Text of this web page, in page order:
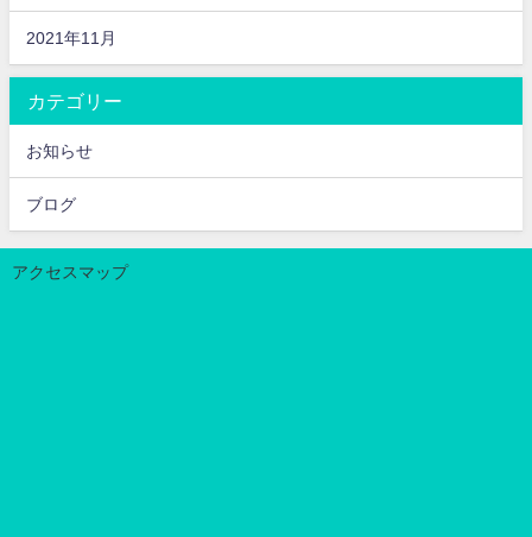
2021年11月
カテゴリー
お知らせ
ブログ
アクセスマップ